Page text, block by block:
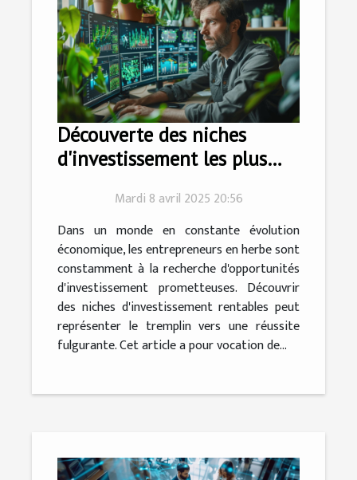
Découverte des niches
d'investissement les plus
entrepreneurs en herbe
Mardi 8 avril 2025 20:56
Dans un monde en constante évolution
économique, les entrepreneurs en herbe sont
constamment à la recherche d'opportunités
d'investissement prometteuses. Découvrir
des niches d'investissement rentables peut
représenter le tremplin vers une réussite
fulgurante. Cet article a pour vocation de...